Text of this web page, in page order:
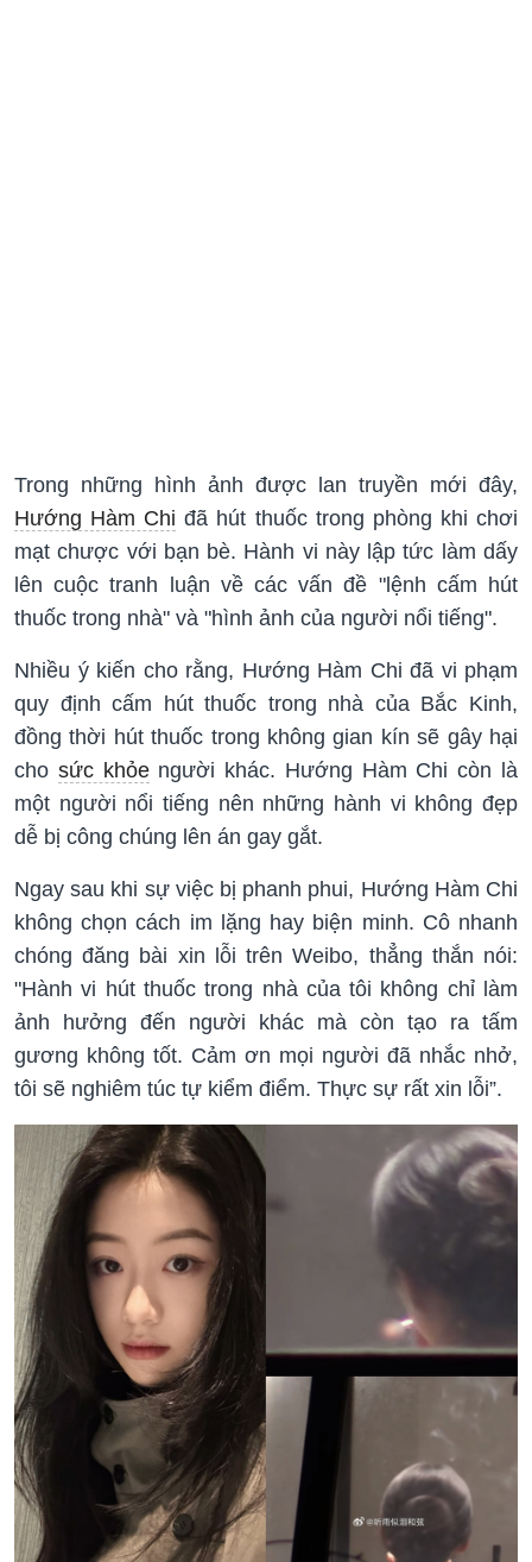
Trong những hình ảnh được lan truyền mới đây,
Hướng Hàm Chi đã hút thuốc trong phòng khi chơi
mạt chược với bạn bè. Hành vi này lập tức làm dấy
lên cuộc tranh luận về các vấn đề "lệnh cấm hút
thuốc trong nhà" và "hình ảnh của người nổi tiếng".
Nhiều ý kiến cho rằng, Hướng Hàm Chi đã vi phạm
quy định cấm hút thuốc trong nhà của Bắc Kinh,
đồng thời hút thuốc trong không gian kín sẽ gây hại
cho sức khỏengười khác. Hướng Hàm Chi còn là
một người nổi tiếng nên những hành vi không đẹp
dễ bị công chúng lên án gay gắt.
Ngay sau khi sự việc bị phanh phui, Hướng Hàm Chi
không chọn cách im lặng hay biện minh. Cô nhanh
chóng đăng bài xin lỗi trên Weibo, thẳng thắn nói:
"Hành vi hút thuốc trong nhà của tôi không chỉ làm
ảnh hưởng đến người khác mà còn tạo ra tấm
gương không tốt. Cảm ơn mọi người đã nhắc nhở,
tôi sẽ nghiêm túc tự kiểm điểm. Thực sự rất xin lỗi”.